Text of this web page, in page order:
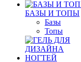
БАЗЫ И ТОПЫ
Базы
Топы